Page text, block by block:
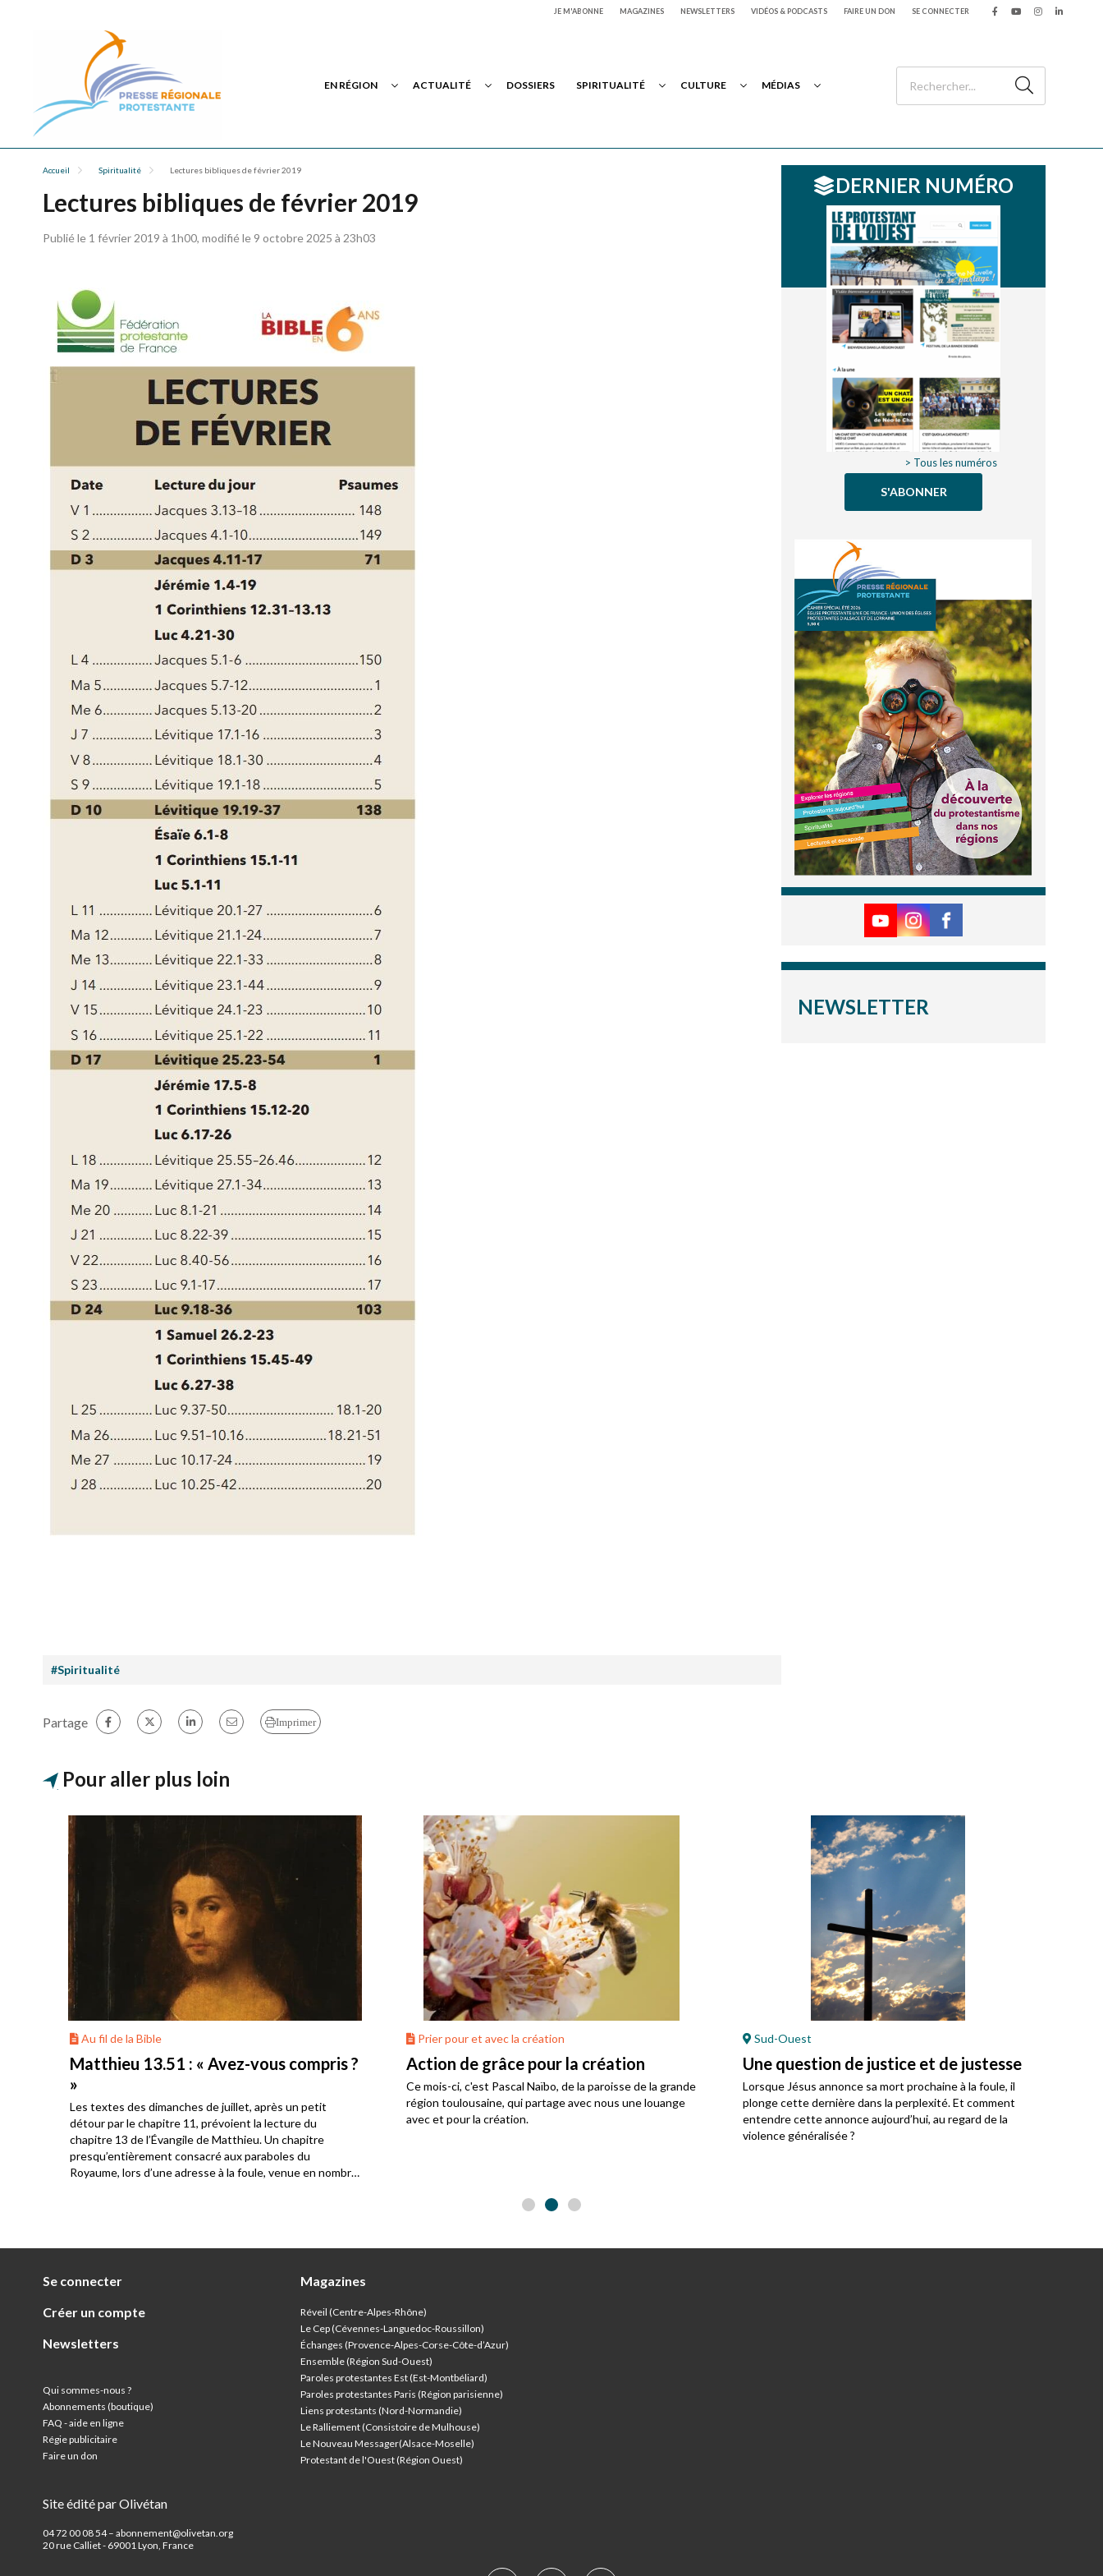
JE M'ABONNE MAGAZINES NEWSLETTERS VIDÉOS & PODCASTS FAIRE UN DON SE CONNECTER
EN RÉGION ACTUALITÉ DOSSIERS SPIRITUALITÉ CULTURE MÉDIAS
Accueil Spiritualité Lectures bibliques de février 2019
Lectures bibliques de février 2019
Publié le 1 février 2019 à 1h00, modifié le 9 octobre 2025 à 23h03
#Spiritualité
DERNIER NUMÉRO
> Tous les numéros
S'ABONNER
NEWSLETTER
Partage Imprimer
Pour aller plus loin
Au fil de la Bible
Matthieu 13.51 : « Avez-vous compris ?
»
Les textes des dimanches de juillet, après un petit
détour par le chapitre 11, prévoient la lecture du
chapitre 13 de l’Évangile de Matthieu. Un chapitre
presqu’entièrement consacré aux paraboles du
Royaume, lors d’une adresse à la foule, venue en nombre
Prier pour et avec la création
Action de grâce pour la création
Ce mois-ci, c'est Pascal Naïbo, de la paroisse de la grande
région toulousaine, qui partage avec nous une louange
avec et pour la création.
Sud-Ouest
Une question de justice et de justesse
Lorsque Jésus annonce sa mort prochaine à la foule, il
plonge cette dernière dans la perplexité. Et comment
entendre cette annonce aujourd’hui, au regard de la
violence généralisée ?
Se connecter
Créer un compte
Newsletters
Qui sommes-nous ?
Abonnements (boutique)
FAQ - aide en ligne
Régie publicitaire
Faire un don
Site édité par Olivétan
04 72 00 08 54 – abonnement@olivetan.org
20 rue Calliet - 69001 Lyon, France
Magazines
Réveil (Centre-Alpes-Rhône)
Le Cep (Cévennes-Languedoc-Roussillon)
Échanges (Provence-Alpes-Corse-Côte-d’Azur)
Ensemble (Région Sud-Ouest)
Paroles protestantes Est (Est-Montbéliard)
Paroles protestantes Paris (Région parisienne)
Liens protestants (Nord-Normandie)
Le Ralliement (Consistoire de Mulhouse)
Le Nouveau Messager(Alsace-Moselle)
Protestant de l'Ouest (Région Ouest)